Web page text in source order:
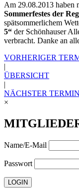
Am 29.08.2013 haben
Sommerfestes der
spätsommerlichem
5“ der Schönhauser
verbracht. Danke an
VORHERIGER
|
ÜBERSICHT
|
NÄCHSTER TERMIN
×
Name/E-Mail
Passwort